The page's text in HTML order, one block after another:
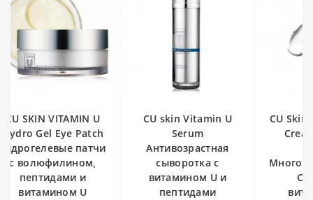
CU skin Vitamin U
Serum
Антивозрастная
сыворотка с
витамином U и
пептидами
CU Skin Vitamin U CC
Cream SPF40+ /
РА+++
Многофункциональный
СС-крем с
витамином U
CU Skin
To
масло-